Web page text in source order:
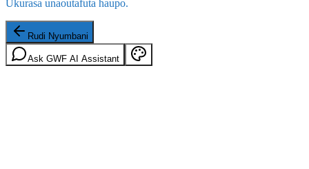
Ukurasa unaoutafuta haupo.
Rudi Nyumbani
Ask GWF AI Assistant